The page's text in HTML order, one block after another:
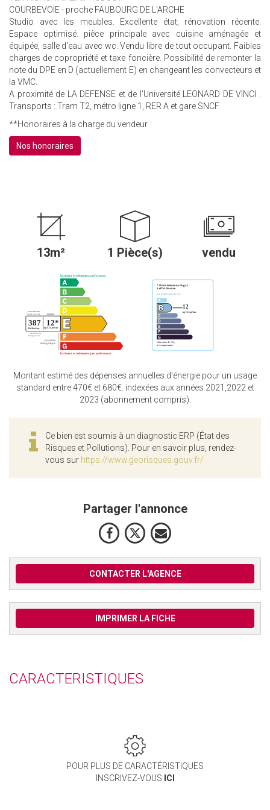
COURBEVOIE - proche FAUBOURG DE L'ARCHE
Studio avec les meubles. Excellente état, rénovation récente.
Espace optimisé. pièce principale avec cuisine aménagée et
équipée, salle d'eau avec wc. Vendu libre de tout occupant. Faibles
charges de copropriété et taxe foncière. Possibilité de remonter la
note du DPE en D (actuellement E) en changeant les convecteurs et
la VMC.
A proximité de LA DEFENSE et de l'Université LEONARD DE VINCI .
Transports : Tram T2, métro ligne 1, RER A et gare SNCF.
**Honoraires à la charge du vendeur
Nos honoraires
13m² 1 Pièce(s) vendu
Montant estimé des dépenses annuelles d'énergie pour un usage
standard entre 470€ et 680€. indexées aux années 2021,2022 et
2023 (abonnement compris).
Ce bien est soumis à un diagnostic ERP (État des
Risques et Pollutions). Pour en savoir plus, rendez-
vous sur https://www.georisques.gouv.fr/
Partager l'annonce
CONTACTER L'AGENCE
IMPRIMER LA FICHE
CARACTERISTIQUES
POUR PLUS DE CARACTÉRISTIQUES
INSCRIVEZ-VOUS ICI